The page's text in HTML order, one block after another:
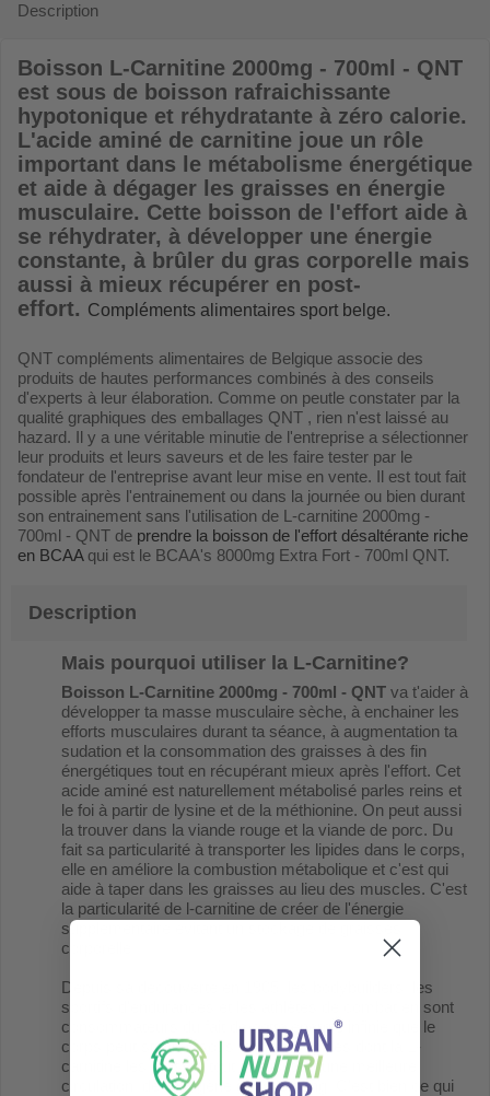
Description
Boisson L-Carnitine 2000mg - 700ml - QNT
est sous de boisson rafraichissante
hypotonique et réhydratante à zéro calorie.
L'acide aminé de carnitine joue un rôle
important dans le métabolisme énergétique
et aide à dégager les graisses en énergie
musculaire. Cette boisson de l'effort aide à
se réhydrater, à développer une énergie
constante, à brûler du gras corporelle mais
aussi à mieux récupérer en post-
effort. Compléments alimentaires sport belge.
QNT compléments alimentaires de Belgique associe des
produits de hautes performances combinés à des conseils
d'experts à leur élaboration. Comme on peutle constater par la
qualité graphiques des emballages QNT , rien n'est laissé au
hazard. Il y a une véritable minutie de l'entreprise a sélectionner
leur produits et leurs saveurs et de les faire tester par le
fondateur de l'entreprise avant leur mise en vente. Il est tout fait
possible après l'entrainement ou dans la journée ou bien durant
son entrainement sans l'utilisation de L-carnitine 2000mg -
700ml - QNT de prendre la boisson de l'effort désaltérante riche
en BCAA qui est le BCAA's 8000mg Extra Fort - 700ml QNT.
Description
Mais pourquoi utiliser la L-Carnitine?
Boisson L-Carnitine 2000mg - 700ml - QNT va t'aider à
développer ta masse musculaire sèche, à enchainer les
efforts musculaires durant ta séance, à augmentation ta
sudation et la consommation des graisses à des fin
énergétiques tout en récupérant mieux après l'effort. Cet
acide aminé est naturellement métabolisé parles reins et
le foi à partir de lysine et de la méthionine. On peut aussi
la trouver dans la viande rouge et la viande de porc. Du
fait sa particularité à transporter les lipides dans le corps,
elle en améliore la combustion métabolique et c'est qui
aide à taper dans les graisses au lieu des muscles. C'est
la particularité de l-carnitine de créer de l'énergie
supplémentaire évitant un stockage de graisses
corporelle.
Depuis sa découverte en 1905, les bodybuilders, les
sportifs d'endurances et les athlètes de combat en sont
consommateurs du fait de cette énergie infinie que le
corps peut stocker sous forme de lipides dont la L-
carnitine les utilisent tout en ajoutant une meilleure
circulation de l'oxygène dans le sang. C'est bien ce qui